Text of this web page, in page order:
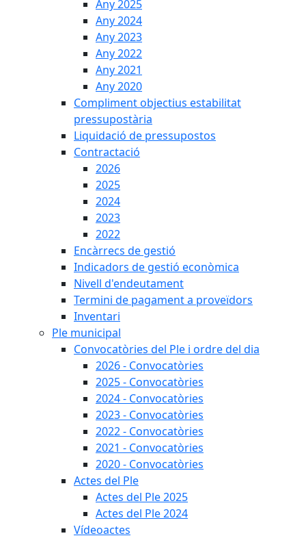
Any 2025
Any 2024
Any 2023
Any 2022
Any 2021
Any 2020
Compliment objectius estabilitat
pressupostària
Liquidació de pressupostos
Contractació
2026
2025
2024
2023
2022
Encàrrecs de gestió
Indicadors de gestió econòmica
Nivell d'endeutament
Termini de pagament a proveïdors
Inventari
Ple municipal
Convocatòries del Ple i ordre del dia
2026 - Convocatòries
2025 - Convocatòries
2024 - Convocatòries
2023 - Convocatòries
2022 - Convocatòries
2021 - Convocatòries
2020 - Convocatòries
Actes del Ple
Actes del Ple 2025
Actes del Ple 2024
Vídeoactes